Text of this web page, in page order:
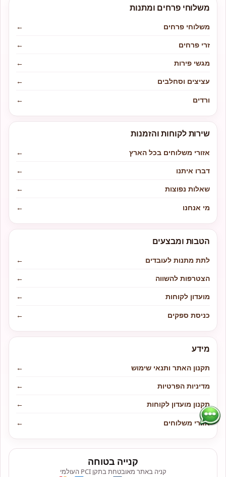
משלוחי פרחים ומתנות
משלוחי פרחים
←
זרי פרחים
←
מגשי פירות
←
עציצים וסחלבים
←
ורדים
←
שירות לקוחות והזמנות
אזורי משלוחים בכל הארץ
←
דברו איתנו
←
שאלות נפוצות
←
מי אנחנו
←
הטבות ומבצעים
לתת מתנות לעובדים
←
הצטרפות להשווה
←
מועדון לקוחות
←
כניסת ספקים
←
מידע
תקנון האתר ותנאי שימוש
←
מדיניות הפרטיות
←
תקנון מועדון לקוחות
←
אזורי משלוחים
←
קנייה בטוחה
קניה באתר מאובטחת בתקן PCI העולמי